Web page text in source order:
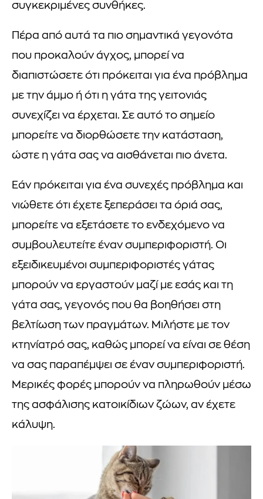
συγκεκριμένες συνθήκες.
Πέρα από αυτά τα πιο σημαντικά γεγονότα
που προκαλούν άγχος, μπορεί να
διαπιστώσετε ότι πρόκειται για ένα πρόβλημα
με την άμμο ή ότι η γάτα της γειτονιάς
συνεχίζει να έρχεται. Σε αυτό το σημείο
μπορείτε να διορθώσετε την κατάσταση,
ώστε η γάτα σας να αισθάνεται πιο άνετα.
Εάν πρόκειται για ένα συνεχές πρόβλημα και
νιώθετε ότι έχετε ξεπεράσει τα όριά σας,
μπορείτε να εξετάσετε το ενδεχόμενο να
συμβουλευτείτε έναν συμπεριφοριστή. Οι
εξειδικευμένοι συμπεριφοριστές γάτας
μπορούν να εργαστούν μαζί με εσάς και τη
γάτα σας, γεγονός που θα βοηθήσει στη
βελτίωση των πραγμάτων. Μιλήστε με τον
κτηνίατρό σας, καθώς μπορεί να είναι σε θέση
να σας παραπέμψει σε έναν συμπεριφοριστή.
Μερικές φορές μπορούν να πληρωθούν μέσω
της ασφάλισης κατοικίδιων ζώων, αν έχετε
κάλυψη.